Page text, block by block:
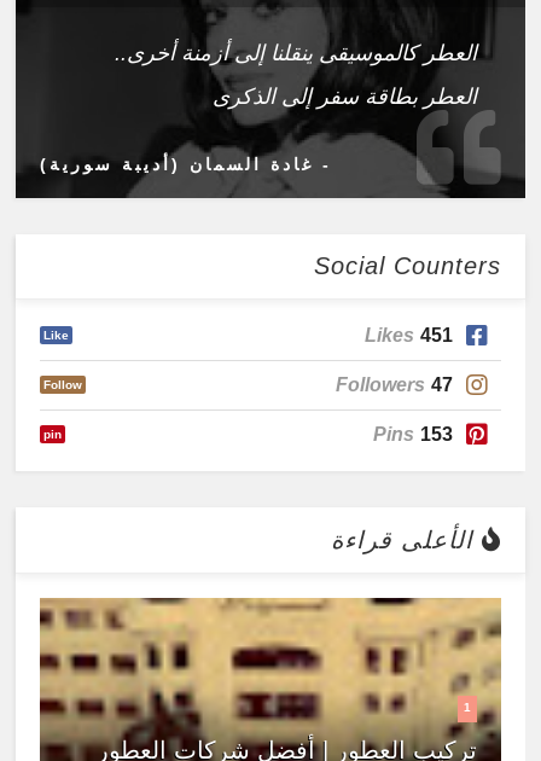
العطر كالموسيقى ينقلنا إلى أزمنة أخرى..
العطر بطاقة سفر إلى الذكرى
- غادة السمان (أديبة سورية)
Social Counters
451
Likes
Like
47
Followers
Follow
153
Pins
pin
الأعلى قراءة
1
تركيب العطور | أفضل شركات العطور